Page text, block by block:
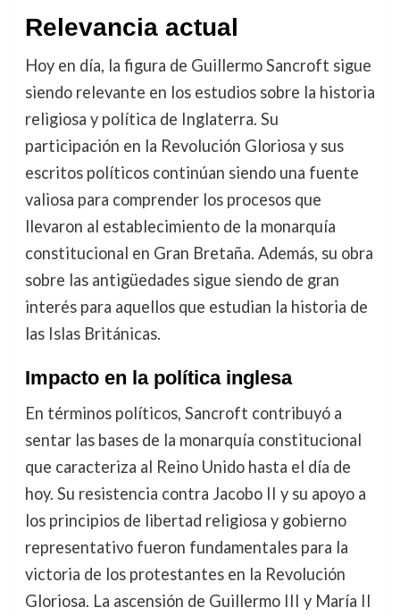
Relevancia actual
Hoy en día, la figura de Guillermo Sancroft sigue
siendo relevante en los estudios sobre la historia
religiosa y política de Inglaterra. Su
participación en la Revolución Gloriosa y sus
escritos políticos continúan siendo una fuente
valiosa para comprender los procesos que
llevaron al establecimiento de la monarquía
constitucional en Gran Bretaña. Además, su obra
sobre las antigüedades sigue siendo de gran
interés para aquellos que estudian la historia de
las Islas Británicas.
Impacto en la política inglesa
En términos políticos, Sancroft contribuyó a
sentar las bases de la monarquía constitucional
que caracteriza al Reino Unido hasta el día de
hoy. Su resistencia contra Jacobo II y su apoyo a
los principios de libertad religiosa y gobierno
representativo fueron fundamentales para la
victoria de los protestantes en la Revolución
Gloriosa. La ascensión de Guillermo III y María II